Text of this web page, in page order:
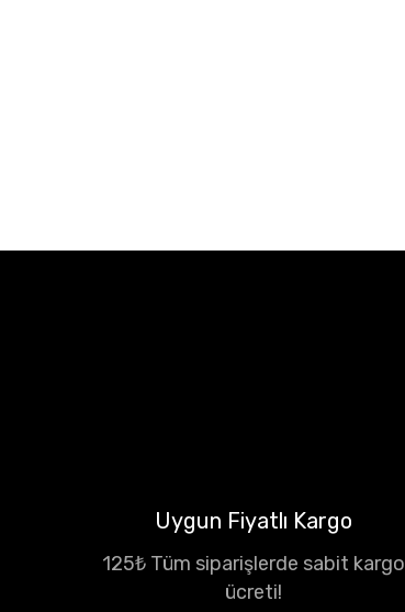
Uygun Fiyatlı Kargo
125₺ Tüm siparişlerde sabit kargo
ücreti!